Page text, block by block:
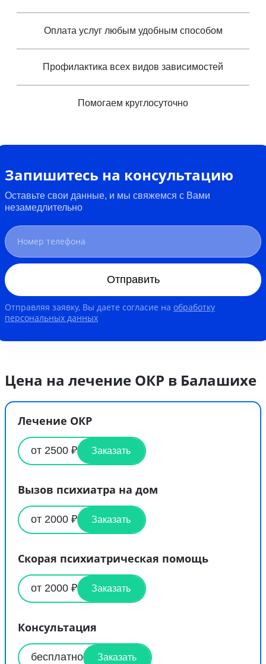
Оплата услуг любым удобным способом
Профилактика всех видов зависимостей
Помогаем круглосуточно
Запишитесь на консультацию
Оставьте свои данные, и мы свяжемся с Вами
незамедлительно
Отправить
Отправляя заявку, Вы даете согласие на обработку
персональных данных
Цена на лечение ОКР в Балашихе
Лечение ОКР
от 2500 ₽ Заказать
Вызов психиатра на дом
от 2000 ₽ Заказать
Скорая психиатрическая помощь
от 2000 ₽ Заказать
Консультация
бесплатно Заказать